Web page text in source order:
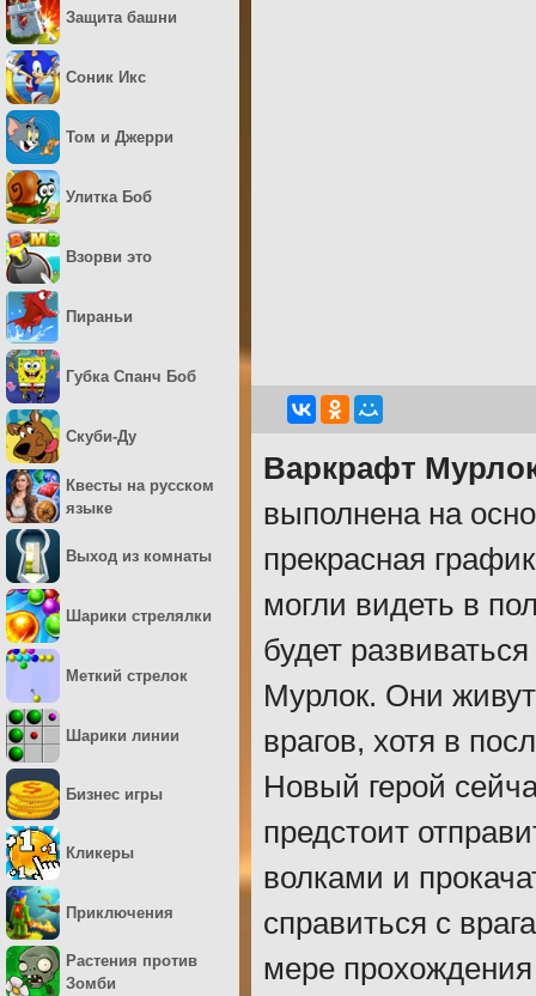
Варкрафт
выполнена на
прекрасная
могли видеть в
будет
Мурлок. Они
врагов, хотя в
Новый герой
предстоит
волками и
справиться с
мере
Защита башни
Соник Икс
Том и Джерри
Улитка Боб
Взорви это
Пираньи
Губка Спанч Боб
Скуби-Ду
Квесты на русском
языке
Выход из комнаты
Шарики стрелялки
Меткий стрелок
Шарики линии
Бизнес игры
Кликеры
Приключения
Растения против
Зомби